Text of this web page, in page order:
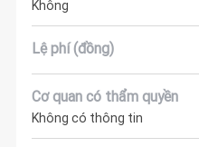
Không
Lệ phí (đồng)
Cơ quan có thẩm quyền
Không có thông tin